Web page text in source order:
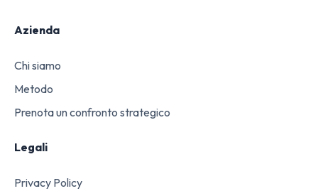
Azienda
Chi siamo
Metodo
Prenota un confronto strategico
Legali
Privacy Policy